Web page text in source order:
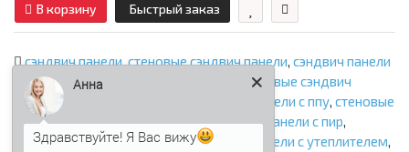
В корзину Быстрый заказ
сэндвич панели,стеновые сэндвич панели, сэндвич панели
стеновые ,сэндвич панели для стен
стеновые сэндвич
панели с минватой
стеновые сэндвич панели с ппу, стеновые
сэндвич панели с ппс,стеновые сэндвич панели с пир,
стеновые панели, утепленные панели панели с утеплителем,
Анна
Здравствуйте! Я Вас вижу